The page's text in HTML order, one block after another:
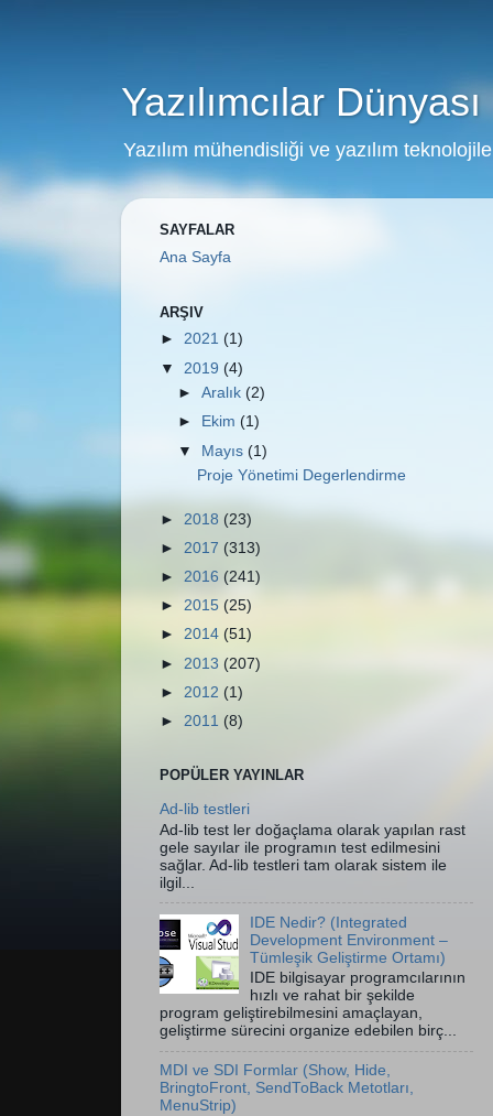
Yazılımcılar Dünyası
Yazılım mühendisliği ve yazılım
SAYFALAR
Ana Sayfa
ARŞIV
► 2021 (1)
▼ 2019 (4)
►Aralık (2)
►
Ekim (1)
▼ Mayıs (1)
Proje Yönetimi Degerlendirme
► 2018 (23)
► 2017 (313)
► 2016 (241)
► 2015 (25)
► 2014 (51)
► 2013 (207)
► 2012 (1)
► 2011 (8)
POPÜLER YAYINLAR
Ad-lib testleri
Ad-lib test ler doğaçlama olarak yapılan rast
gele sayılar ile programın test edilmesini
sağlar. Ad-lib testleri tam olarak sistem ile
ilgil...
IDE Nedir? (Integrated
Development Environment –
Tümleşik Geliştirme Ortamı)
IDE bilgisayar programcılarının
hızlı ve rahat bir şekilde
program geliştirebilmesini amaçlayan,
geliştirme sürecini organize edebilen birç...
MDI ve SDI Formlar (Show, Hide,
BringtoFront, SendToBack Metotları,
MenuStrip)